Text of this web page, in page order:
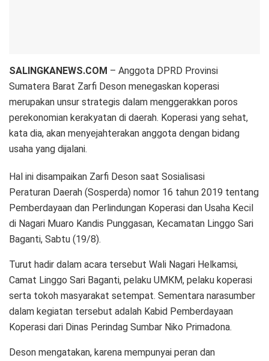
SALINGKANEWS.COM – Anggota DPRD Provinsi
Sumatera Barat Zarfi Deson menegaskan koperasi
merupakan unsur strategis dalam menggerakkan poros
perekonomian kerakyatan di daerah. Koperasi yang sehat,
kata dia, akan menyejahterakan anggota dengan bidang
usaha yang dijalani.
Hal ini disampaikan Zarfi Deson saat Sosialisasi
Peraturan Daerah (Sosperda) nomor 16 tahun 2019 tentang
Pemberdayaan dan Perlindungan Koperasi dan Usaha Kecil
di Nagari Muaro Kandis Punggasan, Kecamatan Linggo Sari
Baganti, Sabtu (19/8).
Turut hadir dalam acara tersebut Wali Nagari Helkamsi,
Camat Linggo Sari Baganti, pelaku UMKM, pelaku koperasi
serta tokoh masyarakat setempat. Sementara narasumber
dalam kegiatan tersebut adalah Kabid Pemberdayaan
Koperasi dari Dinas Perindag Sumbar Niko Primadona.
Deson mengatakan, karena mempunyai peran dan